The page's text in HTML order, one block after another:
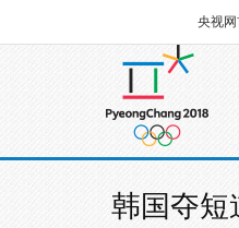
央视
韩国夺短